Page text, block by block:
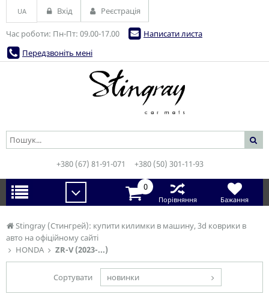
Stingray (Стингрей): купити килимки в машину, 3d коврики в
авто на офіційному сайті
HONDA
ZR-V (2023-...)
Сортувати новинки
Час роботи: Пн-Пт: 09.00-17.00
Написати листа
Передзвоніть мені
UA Вхід Реєстрація
+380 (67) 81-91-071 +380 (50) 301-11-93
0
Порівняння Бажання